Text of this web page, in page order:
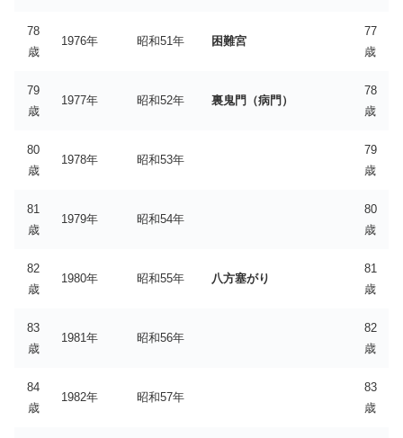
78
歳
1976年 昭和51年 困難宮
77
歳
79
歳
1977年 昭和52年 裏鬼門（病門）
78
歳
80
歳
1978年 昭和53年
79
歳
81
歳
1979年 昭和54年
80
歳
82
歳
1980年 昭和55年 八方塞がり
81
歳
83
歳
1981年 昭和56年
82
歳
84
歳
1982年 昭和57年
83
歳